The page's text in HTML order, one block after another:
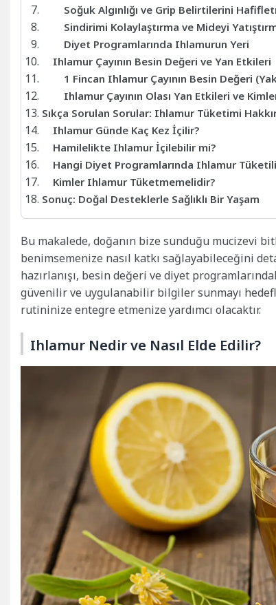
Soğuk Algınlığı ve Grip Belirtilerini
Sindirimi Kolaylaştırma ve Mideyi
Diyet Programlarında Ihlamurun Yeri
Ihlamur Çayının Besin Değeri ve Yan Etkileri
1 Fincan Ihlamur Çayının Besin Değeri
Ihlamur Çayının Olası Yan Etkileri ve
Sıkça Sorulan Sorular: Ihlamur Tüketimi
Ihlamur Günde Kaç Kez İçilir?
Hamilelikte Ihlamur İçilebilir mi?
Hangi Diyet Programlarında Ihlamur
Kimler Ihlamur Tüketmemelidir?
Sonuç: Doğal Desteklerle Sağlıklı Bir Yaşam
Bu makalede, doğanın bize sunduğu mucizevi
benimsemenize nasıl katkı sağlayabileceğini
hazırlanışı, besin değeri ve diyet
güvenilir ve uygulanabilir bilgiler sunmayı
rutininize entegre etmenize yardımcı olacaktır.
Ihlamur Nedir ve Nasıl Elde Edilir?